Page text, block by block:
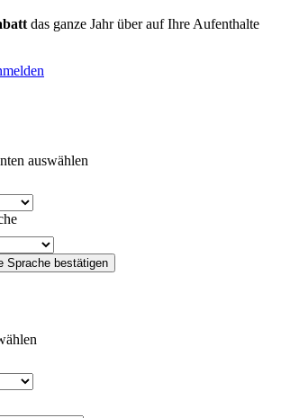
das ganze Jahr über auf Ihre Aufenthalte
auswählen
Sprache bestätigen